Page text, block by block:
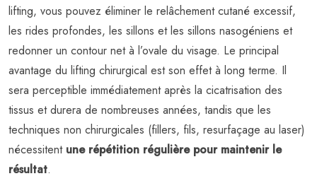
lifting, vous pouvez éliminer le relâchement cutané excessif,
les rides profondes, les sillons et les sillons nasogéniens et
redonner un contour net à l’ovale du visage. Le principal
avantage du lifting chirurgical est son effet à long terme. Il
sera perceptible immédiatement après la cicatrisation des
tissus et durera de nombreuses années, tandis que les
techniques non chirurgicales (fillers, fils, resurfaçage au laser)
nécessitent une répétition régulière pour maintenir le
résultat.